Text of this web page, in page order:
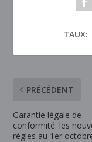
TAUX:
PRÉCÉDENT
Garantie légale de
conformité: les
règles au 1er